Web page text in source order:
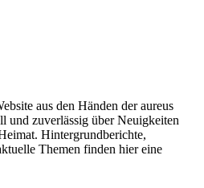
aus den Händen der aureus
und zuverlässig über Neuigkeiten
Hintergrundberichte,
Themen finden hier eine